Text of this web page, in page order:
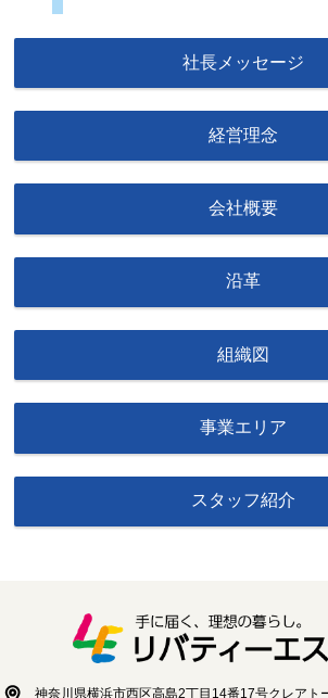
社長メッセージ
経営理念
会社概要
沿革
組織図
事業エリア
スタッフ紹介
神奈川県横浜市西区高島2丁目14番17号クレアト